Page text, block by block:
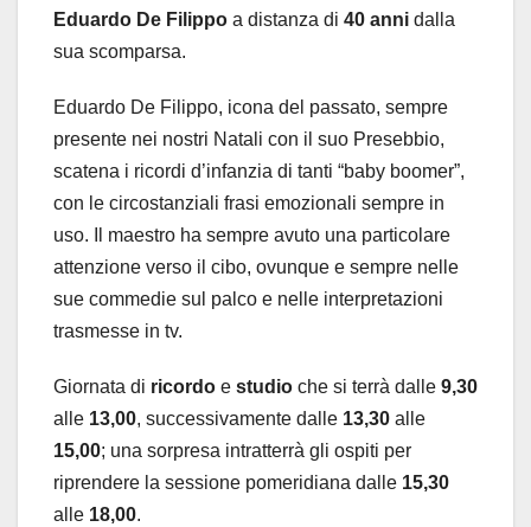
Eduardo De Filippo a distanza di 40 anni dalla
sua scomparsa.
Eduardo De Filippo, icona del passato, sempre
presente nei nostri Natali con il suo Presebbio,
scatena i ricordi d’infanzia di tanti “baby boomer”,
con le circostanziali frasi emozionali sempre in
uso. Il maestro ha sempre avuto una particolare
attenzione verso il cibo, ovunque e sempre nelle
sue commedie sul palco e nelle interpretazioni
trasmesse in tv.
Giornata di ricordo e studio che si terrà dalle 9,30
alle 13,00, successivamente dalle 13,30 alle
15,00; una sorpresa intratterrà gli ospiti per
riprendere la sessione pomeridiana dalle 15,30
alle 18,00.